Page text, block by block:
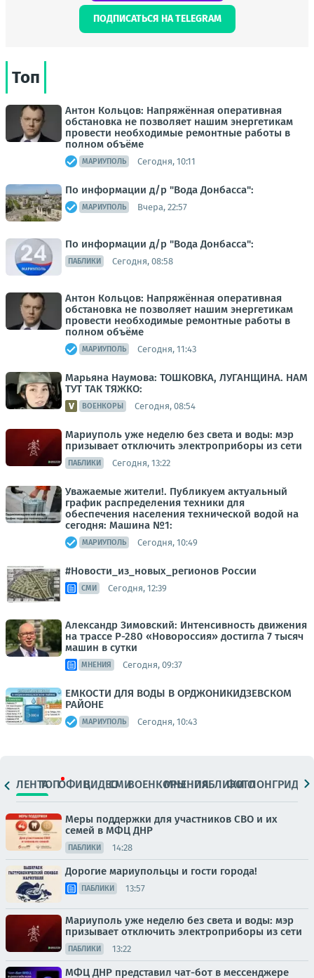
ПОДПИСАТЬСЯ НА TELEGRAM
Топ
Антон Кольцов: Напряжённая оперативная
обстановка не позволяет нашим энергетикам
провести необходимые ремонтные работы в
полном объёме
МАРИУПОЛЬ Сегодня, 10:11
По информации д/р "Вода Донбасса":
МАРИУПОЛЬ Вчера, 22:57
По информации д/р "Вода Донбасса":
ПАБЛИКИ Сегодня, 08:58
Антон Кольцов: Напряжённая оперативная
обстановка не позволяет нашим энергетикам
провести необходимые ремонтные работы в
полном объёме
МАРИУПОЛЬ Сегодня, 11:43
Марьяна Наумова: ТОШКОВКА, ЛУГАНЩИНА. НАМ
ТУТ ТАК ТЯЖКО:
ВОЕНКОРЫ Сегодня, 08:54
Мариуполь уже неделю без света и воды: мэр
призывает отключить электроприборы из сети
ПАБЛИКИ Сегодня, 13:22
Уважаемые жители!. Публикуем актуальный
график распределения техники для
обеспечения населения технической водой на
сегодня: Машина №1:
МАРИУПОЛЬ Сегодня, 10:49
#Новости_из_новых_регионов России
СМИ Сегодня, 12:39
Александр Зимовский: Интенсивность движения
на трассе Р-280 «Новороссия» достигла 7 тысяч
машин в сутки
МНЕНИЯ Сегодня, 09:37
ЕМКОСТИ ДЛЯ ВОДЫ В ОРДЖОНИКИДЗЕВСКОМ
РАЙОНЕ
МАРИУПОЛЬ Сегодня, 10:43
ЛЕНТАТОПОФИЦ.ВИДЕОСМИВОЕНКОРЫМНЕНИЯПАБЛИКИ
ФОТОЛОНГРИДЫ
Меры поддержки для участников СВО и их
семей в МФЦ ДНР
ПАБЛИКИ 14:28
Дорогие мариупольцы и гости города!
ПАБЛИКИ 13:57
Мариуполь уже неделю без света и воды: мэр
призывает отключить электроприборы из сети
ПАБЛИКИ 13:22
МФЦ ДНР представил чат-бот в мессенджере